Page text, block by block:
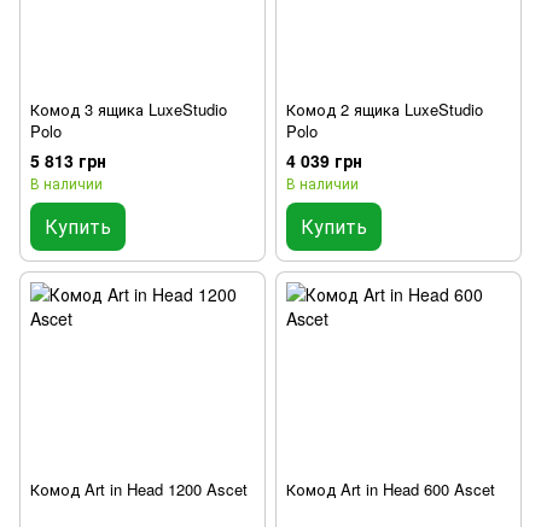
Комод 3 ящика LuxeStudio
Polo
5 813 грн
В наличии
Купить
Комод 2 ящика LuxeStudio
Polo
4 039 грн
В наличии
Купить
Комод Art in Head 1200 Ascet Комод Art in Head 600 Ascet